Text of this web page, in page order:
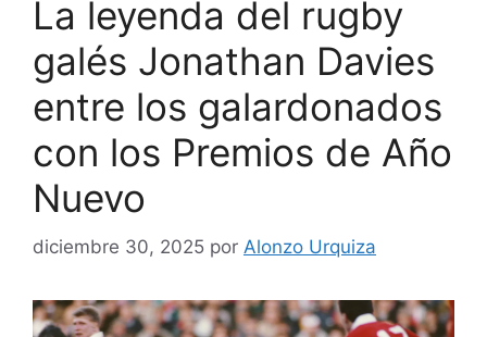
La leyenda del rugby
galés Jonathan Davies
entre los galardonados
con los Premios de Año
Nuevo
diciembre 30, 2025 por Alonzo Urquiza